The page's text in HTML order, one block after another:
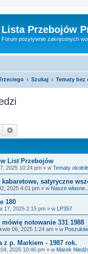
Lista Przebojów
Forum pozytywnie zakręconych
Szukaj Tematy
Szukaj
List Przebojów
2025 10:24 pm » w Tematy
satyryczne
2025 4:01 pm » w Nasze
180
17, 2025 2:15 pm » w LP357
notowanie 331 1988
06, 2025 1:24 am » w
z p. Markiem - 1987 rok.
2025 10:46 pm » w Marek